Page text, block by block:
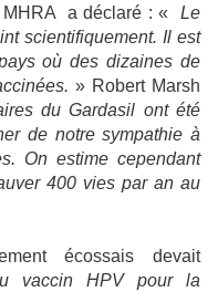
a déclaré : «Le
scientifiquement. Il est
où des dizaines de
» Robert Marsh
du Gardasil ont été
de notre sympathie à
On estime cependant
400 vies par an au
écossais devait
vaccin HPV pour la